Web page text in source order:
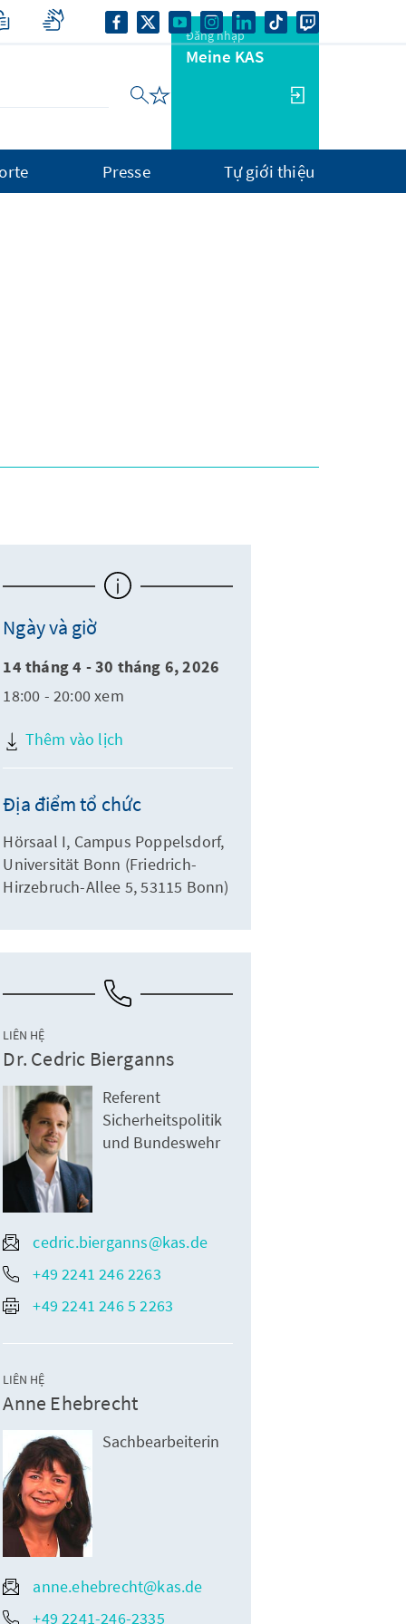
Đăng nhập
Meine KAS
Presse Tự giới thiệu
Ngày và giờ
14 tháng 4 - 30 tháng 6, 2026
18:00 - 20:00 xem
Thêm vào lịch
Địa điểm tổ chức
Hörsaal I, Campus Poppelsdorf,
Universität Bonn (Friedrich-
Hirzebruch-Allee 5, 53115 Bonn)
LIÊN HỆ
Dr. Cedric Bierganns
Referent
Sicherheitspolitik
und Bundeswehr
cedric.bierganns@kas.de
+49 2241 246 2263
+49 2241 246 5 2263
LIÊN HỆ
Anne Ehebrecht
Sachbearbeiterin
anne.ehebrecht@kas.de
+49 2241-246-2335